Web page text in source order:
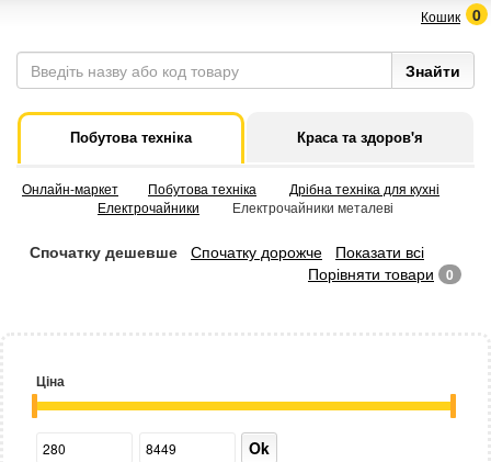
Кошик 0
Побутова техніка Краса та здоров'я
Онлайн-маркет Побутова техніка
Дрібна техніка для кухні
Електрочайники
Електрочайники металеві
Спочатку дешевше Спочатку дорожче
Показати всі
Порівняти товари
0
Ціна
Ok